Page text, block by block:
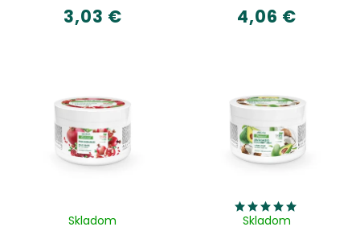
3,03 € 4,06 €
Skladom Skladom